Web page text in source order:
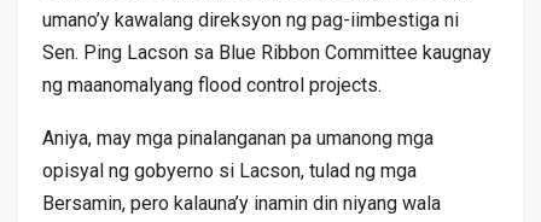
umano’y kawalang direksyon ng pag-iimbestiga ni
Sen. Ping Lacson sa Blue Ribbon Committee kaugnay
ng maanomalyang flood control projects.
Aniya, may mga pinalanganan pa umanong mga
opisyal ng gobyerno si Lacson, tulad ng mga
Bersamin, pero kalauna’y inamin din niyang wala